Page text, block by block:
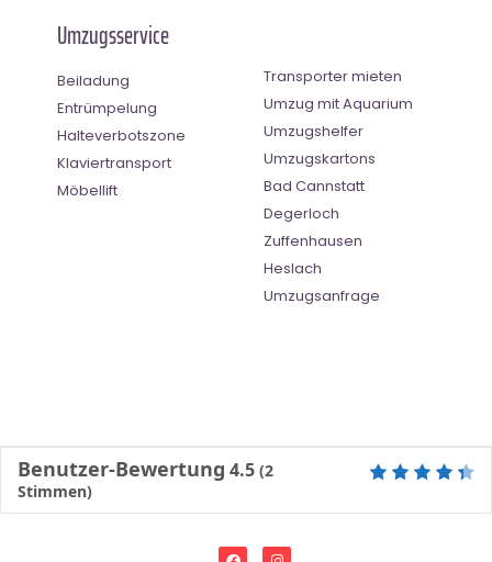
Umzugsservice
Beiladung
Entrümpelung
Halteverbotszone
Klaviertransport
Möbellift
Transporter mieten
Umzug mit Aquarium
Umzugshelfer
Umzugskartons
Bad Cannstatt
Degerloch
Zuffenhausen
Heslach
Umzugsanfrage
Benutzer-Bewertung 4.5 (2
Stimmen)